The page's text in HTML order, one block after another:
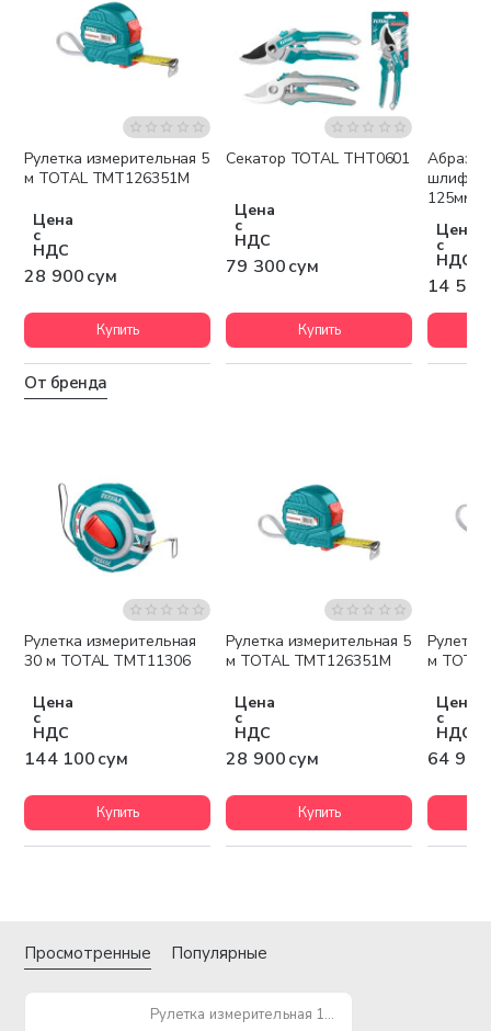
Рулетка измерительная 5
м TOTAL TMT126351M
Цена
с
НДС
28 900 сум
Купить
Cекатор TOTAL THT0601
Цена
с
НДС
79 300 сум
Купить
125мм
Цена
с
НДС
14 500
От бренда
Рулетка измерительная
30 м TOTAL TMT11306
Цена
с
НДС
144 100 сум
Купить
Рулетка измерительная 5
м TOTAL TMT126351M
Цена
с
НДС
28 900 сум
Купить
м
Цена
с
НДС
64 900
Просмотренные Популярные
Рулетка измерительная 10 м TOTAL TMT126101M